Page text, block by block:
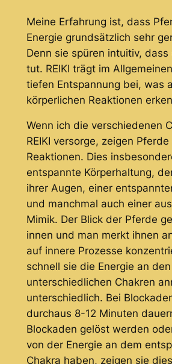
Meine Erfahrung ist, dass
Energie grundsätzlich sehr
Denn sie spüren intuitiv,
tut. REIKI trägt im
tiefen Entspannung bei, was
körperlichen Reaktionen
Wenn ich die verschiedenen
REIKI versorge, zeigen
Reaktionen. Dies
entspannte Körperhaltung,
ihrer Augen, einer
und manchmal auch einer
Mimik. Der Blick der Pferde
innen und man merkt ihnen
auf innere Prozesse
schnell sie die Energie an den
unterschiedlichen Chakren
unterschiedlich. Bei
durchaus 8-12 Minuten
Blockaden gelöst werden
von der Energie an dem
Chakra haben, zeigen sie